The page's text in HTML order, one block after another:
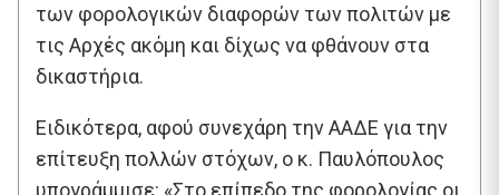
των φορολογικών διαφορών των πολιτών με
τις Αρχές ακόμη και δίχως να φθάνουν στα
δικαστήρια.
Ειδικότερα, αφού συνεχάρη την ΑΑΔΕ για την
επίτευξη πολλών στόχων, ο κ. Παυλόπουλος
υπογράμμισε: «Στο επίπεδο της φορολογίας οι